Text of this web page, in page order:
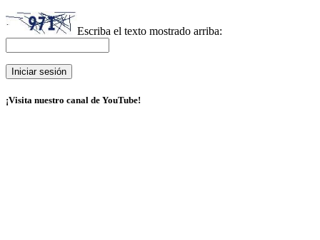
Escriba el texto mostrado arriba:
¡Visita nuestro canal de YouTube!